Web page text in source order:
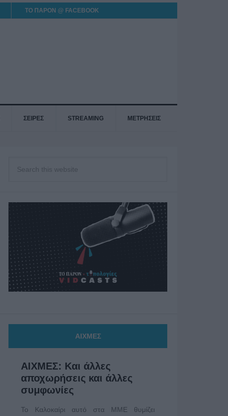
ΤΟ ΠΑΡΟΝ @ FACEBOOK
ΣΕΙΡΕΣ STREAMING ΜΕΤΡΗΣΕΙΣ
ΑΙΧΜΕΣ
ΑΙΧΜΕΣ: Και άλλες
αποχωρήσεις και άλλες
συμφωνίες
Το Καλοκαίρι αυτό στα ΜΜΕ θυμίζει